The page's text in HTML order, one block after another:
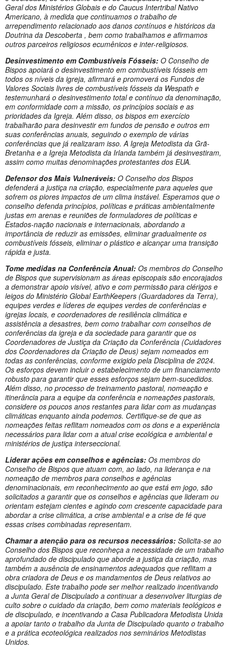
Geral dos Ministérios Globais e do Caucus Intertribal Nativo
Americano, à medida que continuamos o trabalho de
arrependimento relacionado aos danos contínuos e históricos da
Doutrina da Descoberta , bem como trabalhamos e afirmamos
outros parceiros religiosos ecumênicos e inter-religiosos.
Desinvestimento em Combustíveis Fósseis: O Conselho de
Bispos apoiará o desinvestimento em combustíveis fósseis em
todos os níveis da igreja, afirmará e promoverá os Fundos de
Valores Sociais livres de combustíveis fósseis da Wespath e
testemunhará o desinvestimento total e contínuo da denominação,
em conformidade com a missão, os princípios sociais e as
prioridades da Igreja. Além disso, os bispos em exercício
trabalharão para desinvestir em fundos de pensão e outros em
suas conferências anuais, seguindo o exemplo de várias
conferências que já realizaram isso. A Igreja Metodista da Grã-
Bretanha e a Igreja Metodista da Irlanda também já desinvestiram,
assim como muitas denominações protestantes dos EUA.
Defensor dos Mais Vulneráveis: O Conselho dos Bispos
defenderá a justiça na criação, especialmente para aqueles que
sofrem os piores impactos de um clima instável. Esperamos que o
conselho defenda princípios, políticas e práticas ambientalmente
justas em arenas e reuniões de formuladores de políticas e
Estados-nação nacionais e internacionais, abordando a
importância de reduzir as emissões, eliminar gradualmente os
combustíveis fósseis, eliminar o plástico e alcançar uma transição
rápida e justa.
Tome medidas na Conferência Anual: Os membros do Conselho
de Bispos que supervisionam as áreas episcopais são encorajados
a demonstrar apoio visível, ativo e com permissão para clérigos e
leigos do Ministério Global EarthKeepers (Guardadores da Terra),
equipes verdes e líderes de equipes verdes de conferências e
igrejas locais, e coordenadores de resiliência climática e
assistência a desastres, bem como trabalhar com conselhos de
conferências da igreja e da sociedade para garantir que os
Coordenadores de Justiça da Criação da Conferência (Cuidadores
dos Coordenadores da Criação de Deus) sejam nomeados em
todas as conferências, conforme exigido pela Disciplina de 2024.
Os esforços devem incluir o estabelecimento de um financiamento
robusto para garantir que esses esforços sejam bem-sucedidos.
Além disso, no processo de treinamento pastoral, nomeação e
itinerância para a equipe da conferência e nomeações pastorais,
considere os poucos anos restantes para lidar com as mudanças
climáticas enquanto ainda podemos. Certifique-se de que as
nomeações feitas reflitam nomeados com os dons e a experiência
necessários para lidar com a atual crise ecológica e ambiental e
ministérios de justiça interseccional.
Liderar ações em conselhos e agências: Os membros do
Conselho de Bispos que atuam com, ao lado, na liderança e na
nomeação de membros para conselhos e agências
denominacionais, em reconhecimento ao que está em jogo, são
solicitados a garantir que os conselhos e agências que lideram ou
orientam estejam cientes e agindo com crescente capacidade para
abordar a crise climática, a crise ambiental e a crise de fé que
essas crises combinadas representam.
Chamar a atenção para os recursos necessários: Solicita-se ao
Conselho dos Bispos que reconheça a necessidade de um trabalho
aprofundado de discipulado que aborde a justiça da criação, mas
também a ausência de ensinamentos adequados que reflitam a
obra criadora de Deus e os mandamentos de Deus relativos ao
discipulado. Este trabalho pode ser melhor realizado incentivando
a Junta Geral de Discipulado a continuar a desenvolver liturgias de
culto sobre o cuidado da criação, bem como materiais teológicos e
de discipulado, e incentivando a Casa Publicadora Metodista Unida
a apoiar tanto o trabalho da Junta de Discipulado quanto o trabalho
e a prática ecoteológica realizados nos seminários Metodistas
Unidos.